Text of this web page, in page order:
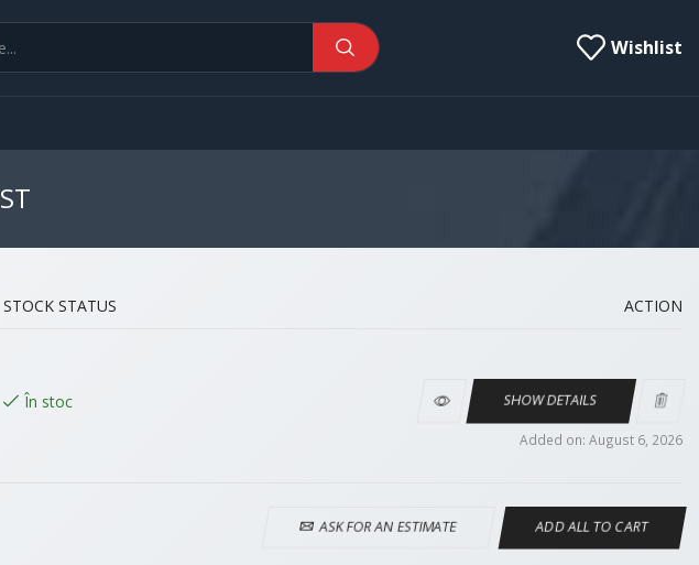
Wishlist
STOCK STATUS ACTION
În stoc SHOW DETAILS
Added on: August 6, 2026
ASK FOR AN ESTIMATE ADD ALL TO CART